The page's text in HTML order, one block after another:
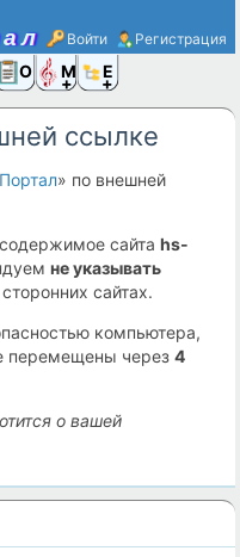
Войти Регистрация
Ещё
ссылке
» по внешней
сайтаhs-
не указывать
сайтах.
компьютера,
перемещены через3
о вашей